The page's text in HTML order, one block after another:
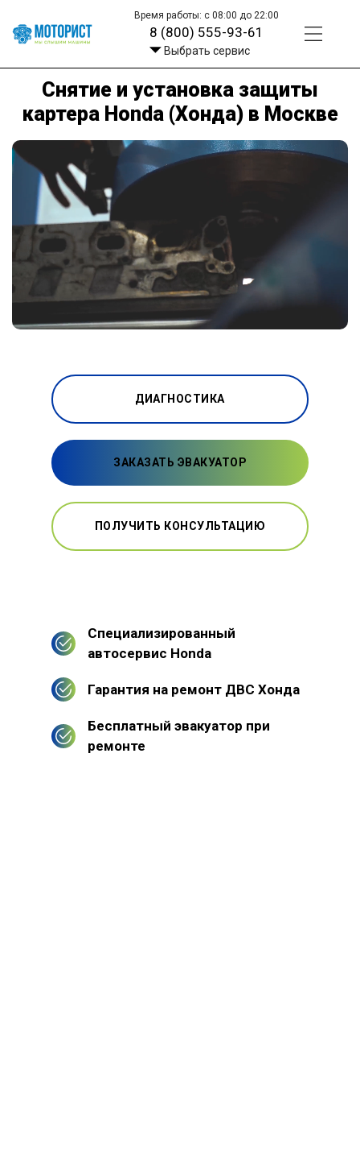
Время работы: с 08:00 до 22:00
8 (800) 555-93-61
Выбрать сервис
Снятие и установка защиты
картера Honda (Хонда) в Москве
ДИАГНОСТИКА
ЗАКАЗАТЬ ЭВАКУАТОР
ПОЛУЧИТЬ КОНСУЛЬТАЦИЮ
Специализированный
автосервис Honda
Гарантия на ремонт ДВС Хонда
Бесплатный эвакуатор при
ремонте